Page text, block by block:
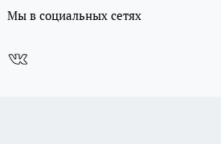
Мы в социальных сетях